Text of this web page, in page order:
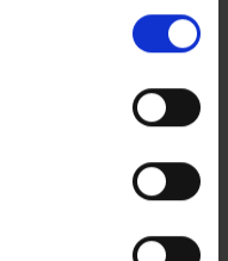
in qualsiasi
o facendo clic
tua posizione
di qualche